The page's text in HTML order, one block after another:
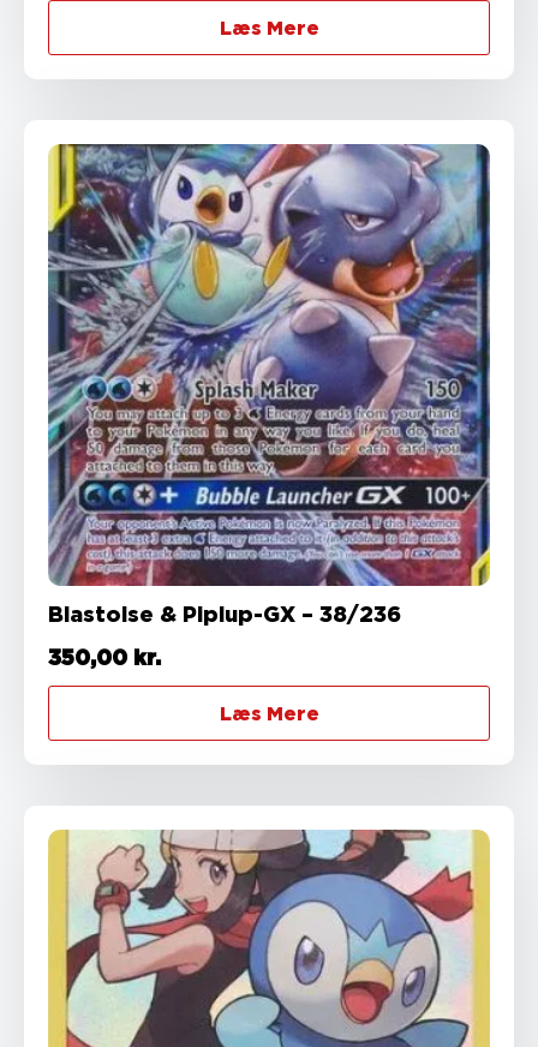
Læs Mere
Blastoise & Piplup-GX – 38/236
350,00 kr.
Læs Mere